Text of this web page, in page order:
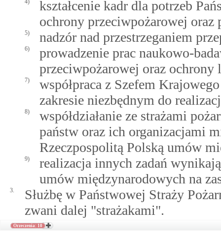
4)
kształcenie kadr dla potrzeb
ochrony przeciwpożarowej oraz
5) nadzór nad przestrzeganiem
6)
prowadzenie prac naukowo-
przeciwpożarowej oraz ochrony
7)
współpraca z Szefem
zakresie niezbędnym do
8)
współdziałanie ze strażami
państw oraz ich organizacjami
Rzeczpospolitą Polską umów
9)
realizacja innych zadań
umów międzynarodowych na
3.
Służbę w Państwowej Straży
zwani dalej "strażakami".
Orzeczenia: 10